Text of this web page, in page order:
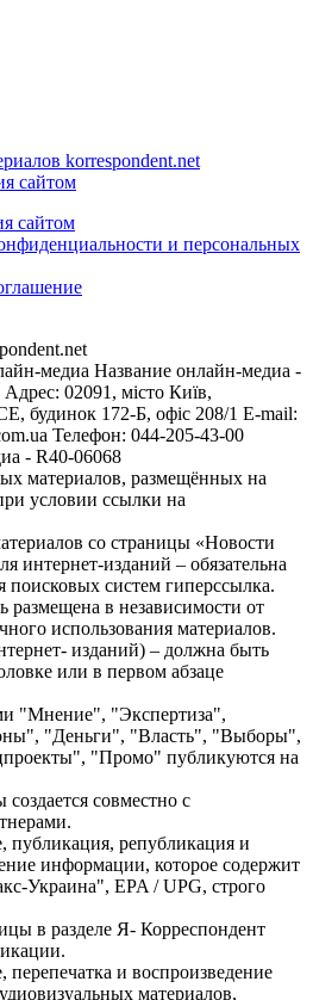
korrespondent.net
сайтом
сайтом
и персональных
медиа Название онлайн-медиа -
02091, місто Київ,
172-Б, офіс 208/1 E-mail:
Телефон: 044-205-43-00
- R40-06068
материалов, размещённых на
условии ссылки на
со страницы «Новости
интернет-изданий – обязательна
поисковых систем гиперссылка.
в независимости от
использования материалов.
изданий) – должна быть
или в первом абзаце
"Мнение", "Экспертиза",
"Деньги", "Власть", "Выборы",
"Промо" публикуются на
совместно с
публикация, републикация и
информации, которое содержит
Украина", EPA / UPG, строго
в разделе Я- Корреспондент
и воспроизведение
материалов,